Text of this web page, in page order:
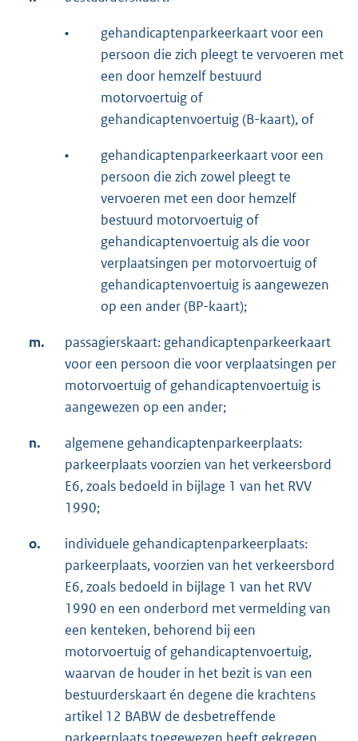
•
gehandicaptenparkeerkaart voor een
persoon die zich pleegt te vervoeren met
een door hemzelf bestuurd
motorvoertuig of
gehandicaptenvoertuig (B-kaart), of
•
gehandicaptenparkeerkaart voor een
persoon die zich zowel pleegt te
vervoeren met een door hemzelf
bestuurd motorvoertuig of
gehandicaptenvoertuig als die voor
verplaatsingen per motorvoertuig of
gehandicaptenvoertuig is aangewezen
op een ander (BP-kaart);
m.
passagierskaart: gehandicaptenparkeerkaart
voor een persoon die voor verplaatsingen per
motorvoertuig of gehandicaptenvoertuig is
aangewezen op een ander;
n.
algemene gehandicaptenparkeerplaats:
parkeerplaats voorzien van het verkeersbord
E6, zoals bedoeld in bijlage 1 van het RVV
1990;
o.
individuele gehandicaptenparkeerplaats:
parkeerplaats, voorzien van het verkeersbord
E6, zoals bedoeld in bijlage 1 van het RVV
1990 en een onderbord met vermelding van
een kenteken, behorend bij een
motorvoertuig of gehandicaptenvoertuig,
waarvan de houder in het bezit is van een
bestuurderskaart én degene die krachtens
artikel 12 BABW de desbetreffende